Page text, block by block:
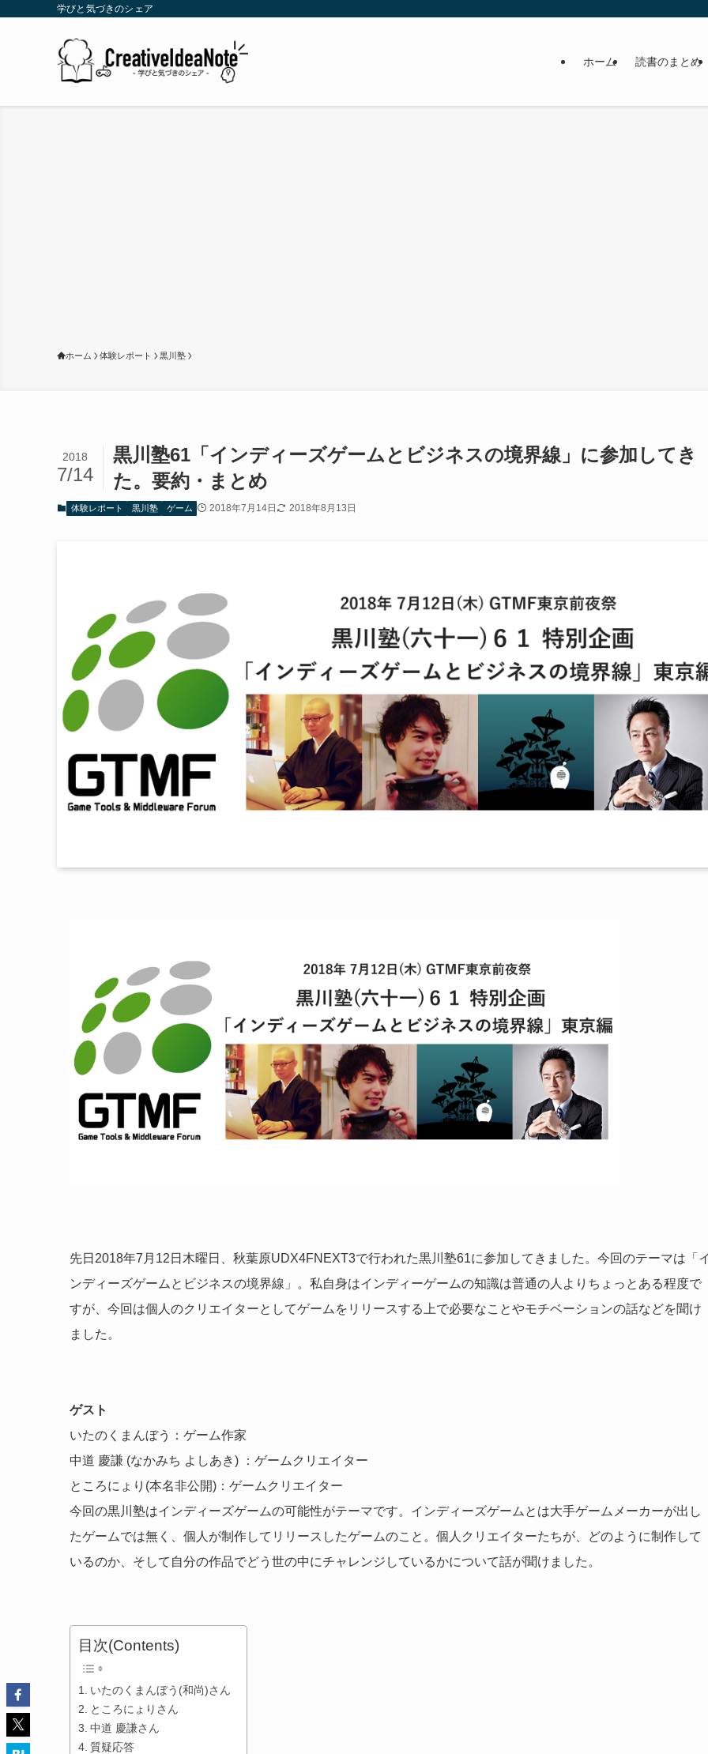
学びと気づきのシェア
ホーム 読書のまとめ
ホーム 体験レポート 黒川塾
黒川塾61「インディーズゲームとビジネスの境界線」に参加してき
た。要約・まとめ
2018
7/14
体験レポート 黒川塾 ゲーム 2018年7月14日 2018年8月13日
先日2018年7月12日木曜日、秋葉原UDX4FNEXT3で行われた黒川塾61に参加してきました。今回のテーマは「
ンディーズゲームとビジネスの境界線」。私自身はインディーゲームの知識は普通の人よりちょっとある程度で
すが、今回は個人のクリエイターとしてゲームをリリースする上で必要なことやモチベーションの話などを聞け
ました。
ゲスト
いたのくまんぼう：ゲーム作家
中道 慶謙 (なかみち よしあき) ：ゲームクリエイター
ところにょり(本名非公開)：ゲームクリエイター
今回の黒川塾はインディーズゲームの可能性がテーマです。インディーズゲームとは大手ゲームメーカーが出し
たゲームでは無く、個人が制作してリリースしたゲームのこと。個人クリエイターたちが、どのように制作して
いるのか、そして自分の作品でどう世の中にチャレンジしているかについて話が聞けました。
目次(Contents)
いたのくまんぼう(和尚)さん
ところにょりさん
中道 慶謙さん
質疑応答